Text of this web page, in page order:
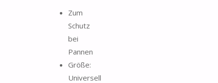
Zum
Schutz
bei
Pannen
Größe:
Universell